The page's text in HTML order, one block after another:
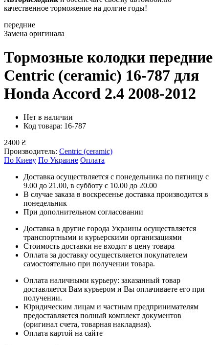
качественное торможение на долгие годы!
передние
Замена оригинала
Тормозные колодки передние
Centric (ceramic) 16-787 для
Honda Accord 2.4 2008-2012
Нет в наличии
Код товара: 16-787
2400 ₴
Производитель: Centric (ceramic)
По Киеву По Украине Оплата
Доставка осуществляется с понедельника по пятницу с
9.00 до 21.00, в субботу с 10.00 до 20.00
В случае заказа в воскресенье доставка производится в
понедельник
При дополнительном согласовании
Доставка в другие города Украины осуществляется
транспортными и курьерскими организациями
Стоимость доставки не входит в цену товара
Оплата за доставку осуществляется покупателем
самостоятельно при получении товара.
Оплата наличными курьеру: заказанный товар
доставляется Вам курьером и Вы оплачиваете его при
получении.
Юридическим лицам и частным предпринимателям
предоставляется полный комплект документов
(оригинал счета, товарная накладная).
Оплата картой на сайте